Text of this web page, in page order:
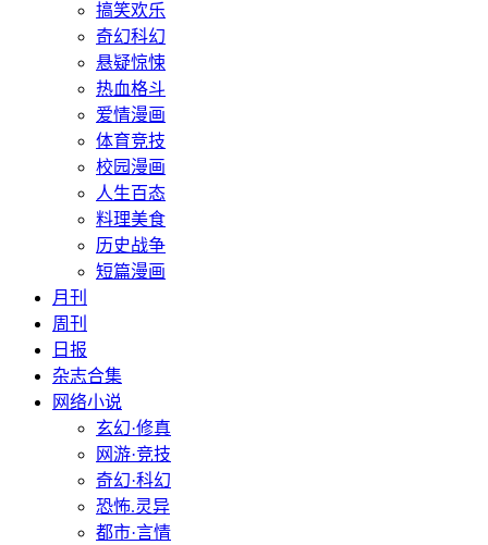
搞笑欢乐
奇幻科幻
悬疑惊悚
热血格斗
爱情漫画
体育竞技
校园漫画
人生百态
料理美食
历史战争
短篇漫画
月刊
周刊
日报
杂志合集
网络小说
玄幻·修真
网游·竞技
奇幻·科幻
恐怖.灵异
都市·言情